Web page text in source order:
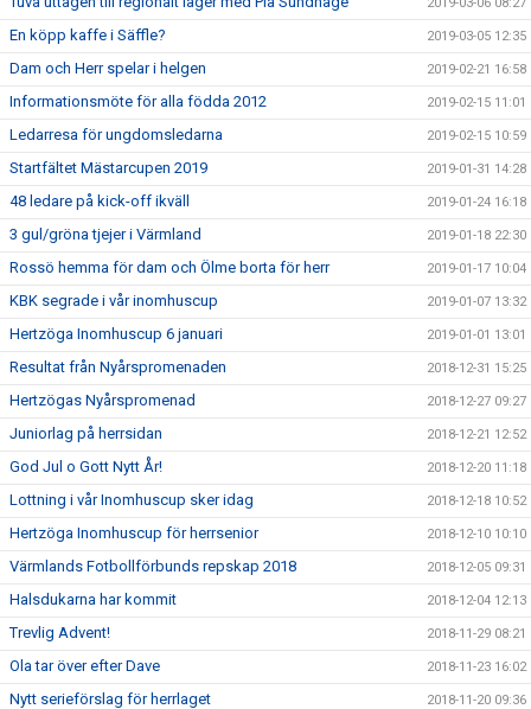
En köpp kaffe i Säffle? 2019-03-05 12:35
Dam och Herr spelar i helgen 2019-02-21 16:58
Informationsmöte för alla födda 2012 2019-02-15 11:01
Ledarresa för ungdomsledarna 2019-02-15 10:59
Startfältet Mästarcupen 2019 2019-01-31 14:28
48 ledare på kick-off ikväll 2019-01-24 16:18
3 gul/gröna tjejer i Värmland 2019-01-18 22:30
Rossö hemma för dam och Ölme borta för herr 2019-01-17 10:04
KBK segrade i vår inomhuscup 2019-01-07 13:32
Hertzöga Inomhuscup 6 januari 2019-01-01 13:01
Resultat från Nyårspromenaden 2018-12-31 15:25
Hertzögas Nyårspromenad 2018-12-27 09:27
Juniorlag på herrsidan 2018-12-21 12:52
God Jul o Gott Nytt År! 2018-12-20 11:18
Lottning i vår Inomhuscup sker idag 2018-12-18 10:52
Hertzöga Inomhuscup för herrsenior 2018-12-10 10:10
Värmlands Fotbollförbunds repskap 2018 2018-12-05 09:31
Halsdukarna har kommit 2018-12-04 12:13
Trevlig Advent! 2018-11-29 08:21
Ola tar över efter Dave 2018-11-23 16:02
Nytt serieförslag för herrlaget 2018-11-20 09:36